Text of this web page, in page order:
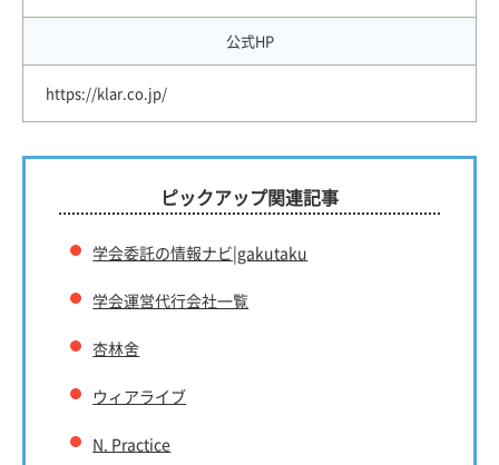
公式HP
https://klar.co.jp/
ピックアップ関連記事
学会委託の情報ナビ|gakutaku
学会運営代行会社一覧
杏林舍
ウィアライブ
N. Practice